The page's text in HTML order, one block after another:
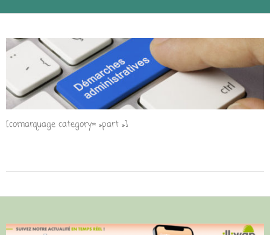
[comarquage category= »part »]